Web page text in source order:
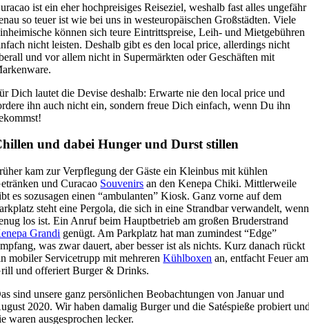
ist ein eher hochpreisiges Reiseziel, weshalb fast alles ungefähr
so teuer ist wie bei uns in westeuropäischen Großstädten. Viele
können sich teure Eintrittspreise, Leih- und Mietgebühren
nicht leisten. Deshalb gibt es den local price, allerdings nicht
und vor allem nicht in Supermärkten oder Geschäften mit
Dich lautet die Devise deshalb: Erwarte nie den local price und
ihn auch nicht ein, sondern freue Dich einfach, wenn Du ihn
und dabei Hunger und Durst stillen
kam zur Verpflegung der Gäste ein Kleinbus mit kühlen
und Curacao Souvenirs an den Kenepa Chiki. Mittlerweile
es sozusagen einen “ambulanten” Kiosk. Ganz vorne auf dem
steht eine Pergola, die sich in eine Strandbar verwandelt, wenn
los ist. Ein Anruf beim Hauptbetrieb am großen Bruderstrand
Grandi genügt. Am Parkplatz hat man zumindest “Edge”
was zwar dauert, aber besser ist als nichts. Kurz danach rückt
mobiler Servicetrupp mit mehrerenKühlboxen an, entfacht Feuer am
und offeriert Burger & Drinks.
sind unsere ganz persönlichen Beobachtungen von Januar und
2020. Wir haben damalig Burger und die Satéspieße probiert
waren ausgesprochen lecker.